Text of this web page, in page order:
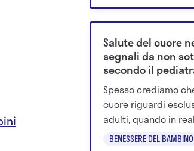
BENESSERE DEL BAMBINO
Salute del cuore
segnali da non
secondo il
Spesso crediamo
cuore riguardi
adulti, quando in
prevenzione inizia